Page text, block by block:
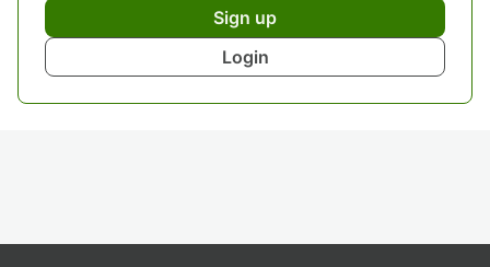
Sign up
Login